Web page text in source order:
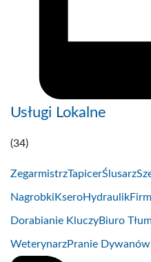
Usługi Lokalne
(34)
ZegarmistrzTapicerŚlusarz
Nagrobki KseroHydraulik
Dorabianie KluczyBiuro
WeterynarzPranie Dywanów